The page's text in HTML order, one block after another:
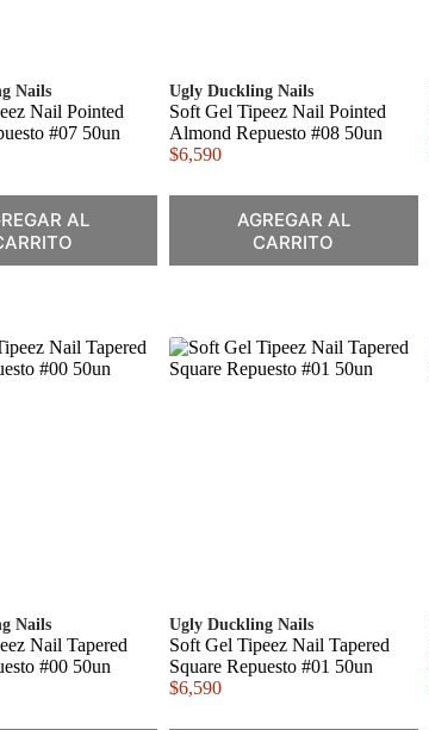
Nails
Nail Pointed
#07 50un
AL
Ugly Duckling Nails
Soft Gel Tipeez Nail Pointed
Almond Repuesto #08 50un
$6,590
AGREGAR AL
CARRITO
Nails
Nail Tapered
#00 50un
Ugly Duckling Nails
Soft Gel Tipeez Nail Tapered
Square Repuesto #01 50un
$6,590